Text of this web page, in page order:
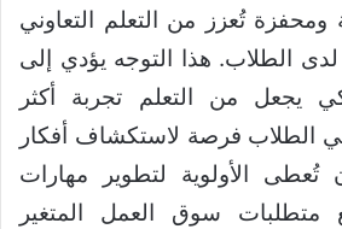
ومحفزة تُعزز من التعلم التعاوني
لدى الطلاب. هذا التوجه يؤدي إلى
يجعل من التعلم تجربة أكثر
الطلاب فرصة لاستكشاف أفكار
الأولوية لتطوير مهارات
متطلبات سوق العمل المتغير